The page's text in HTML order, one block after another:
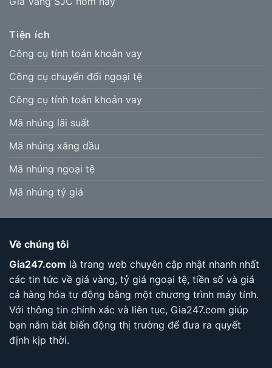
Tiện ích
Công cụ tính toán khoản vay
Công cụ chuyển đổi ngoại tệ
Công cụ tính toán khoản vay
Mã nhúng lãi suất
Mã nhúng xăng dầu
Mã nhúng ngoại tệ
Mã nhúng tỷ giá
Về chúng tôi
Gia247.com là trang web chuyên cập nhật nhanh nhất
các tin tức về giá vàng, tỷ giá ngoại tệ, tiền số và giá
cả hàng hóa tự động bằng một chương trình máy tính.
Với thông tin chính xác và liên tục, Gia247.com giúp
bạn nắm bắt biến động thị trường để đưa ra quyết
định kịp thời.